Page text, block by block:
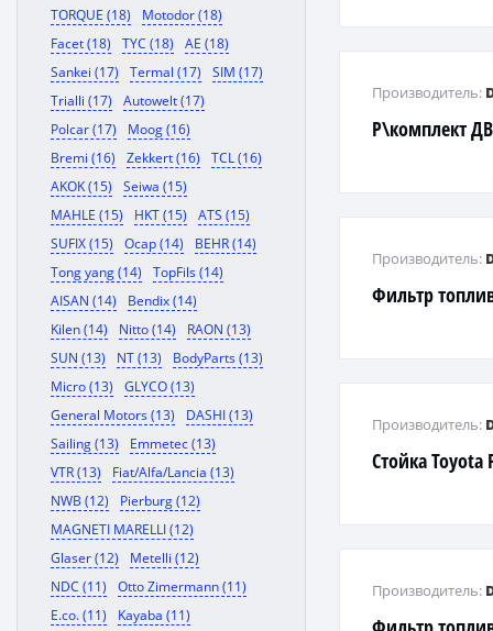
TORQUE (18)
Motodor (18)
Facet (18)
TYC (18)
AE (18)
Sankei (17)
Termal (17)
SIM (17)
Trialli (17)
Autowelt (17)
Polcar (17)
Moog (16)
Bremi (16)
Zekkert (16)
TCL (16)
AKOK (15)
Seiwa (15)
MAHLE (15)
HKT (15)
ATS (15)
SUFIX (15)
Ocap (14)
BEHR (14)
Tong yang (14)
TopFils (14)
AISAN (14)
Bendix (14)
Kilen (14)
Nitto (14)
RAON (13)
SUN (13)
NT (13)
BodyParts (13)
Micro (13)
GLYCO (13)
General Motors (13)
DASHI (13)
Sailing (13)
Emmetec (13)
VTR (13)
Fiat/Alfa/Lancia (13)
NWB (12)
Pierburg (12)
MAGNETI MARELLI (12)
Glaser (12)
Metelli (12)
NDC (11)
Otto Zimermann (11)
E.co. (11)
Kayaba (11)
Р\комплект
Производитель:
Фильтр
Производитель:
Стойка Toyota
Производитель:
Производитель: